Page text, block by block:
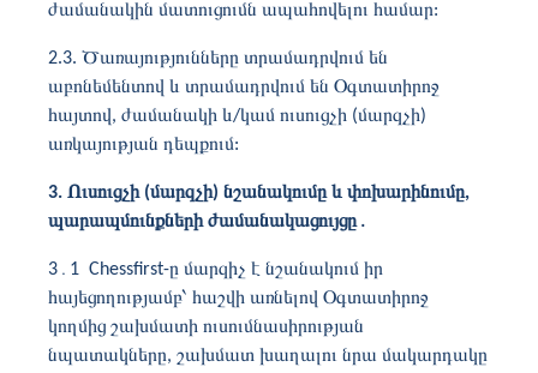
ժամանակին մատուցումն ապահովելու համար:
2.3. Ծառայությունները տրամադրվում են
աբոնեմենտով և տրամադրվում են Օգտատիրոջ
հայտով, ժամանակի և/կամ ուսուցչի (մարզչի)
առկայության դեպքում:
3. Ուսուցչի (մարզչի) նշանակումը և փոխարինումը,
պարապմունքների ժամանակացույցը․
3․1 Chessfirst-ը մարզիչ է նշանակում իր
հայեցողությամբ՝ հաշվի առնելով Օգտատիրոջ
կողմից շախմատի ուսումնասիրության
նպատակները, շախմատ խաղալու նրա մակարդակը